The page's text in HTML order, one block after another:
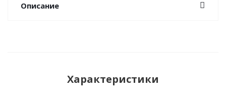
Описание
Характеристики